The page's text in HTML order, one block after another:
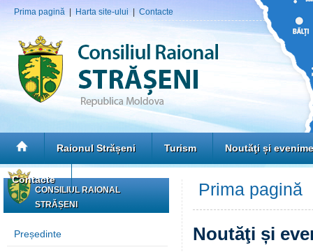
Prima pagină Harta site-ului Contacte
Raionul Strășeni Turism Noutăţi și
Contacte
CONSILIUL RAIONAL
STRĂȘENI
Președinte
Prima pagină
Noutăţi și